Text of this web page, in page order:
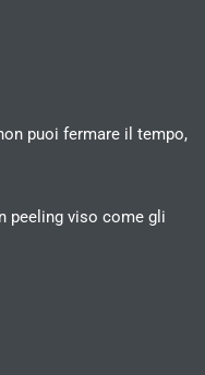
puoi fermare il tempo,
peeling viso come gli